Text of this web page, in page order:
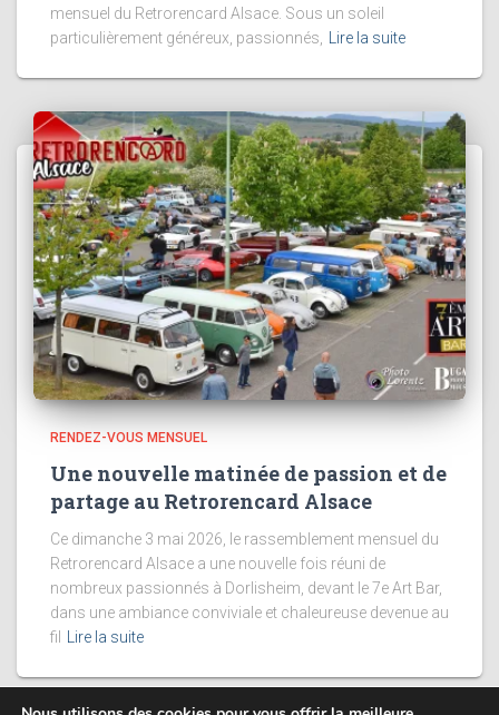
mensuel du Retrorencard Alsace. Sous un soleil
particulièrement généreux, passionnés, Lire la suite
RENDEZ-VOUS MENSUEL
Une nouvelle matinée de passion et de
partage au Retrorencard Alsace
Ce dimanche 3 mai 2026, le rassemblement mensuel du
Retrorencard Alsace a une nouvelle fois réuni de
nombreux passionnés à Dorlisheim, devant le 7e Art Bar,
dans une ambiance conviviale et chaleureuse devenue au
fil
Lire la suite